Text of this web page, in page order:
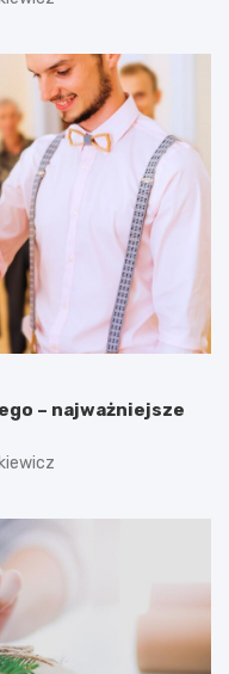
– najważniejsze